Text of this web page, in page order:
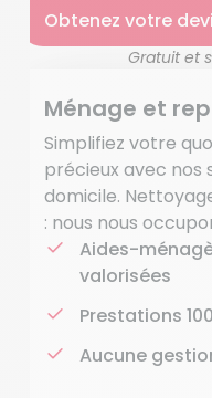
Obtenez votre
Gratuit et
Ménage et
Simplifiez votre
précieux avec nos
domicile.
: nous nous
Aides-
valorisées
Prestations
Aucune